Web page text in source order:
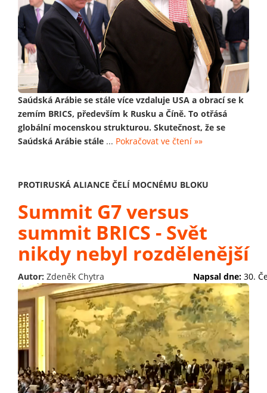
Saúdská Arábie se stále více vzdaluje USA a obrací se k
zemím BRICS, především k Rusku a Číně. To otřásá
globální mocenskou strukturou. Skutečnost, že se
Saúdská Arábie stále ... Pokračovat ve čtení »»
PROTIRUSKÁ ALIANCE ČELÍ MOCNÉMU BLOKU
Summit G7 versus
summit BRICS - Svět
nikdy nebyl rozdělenější
Autor: Zdeněk Chytra Napsal dne: 30.